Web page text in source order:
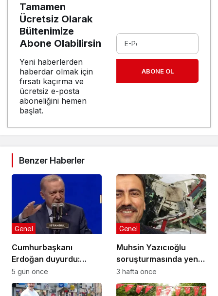
Tamamen
Ücretsiz Olarak
Bültenimize
Abone Olabilirsin
Yeni haberlerden
haberdar olmak için
fırsatı kaçırma ve
ücretsiz e-posta
aboneliğini hemen
başlat.
ABONE OL
Benzer Haberler
Cumhurbaşkanı
Erdoğan duyurdu:
Kiralık sosyal konut
projesi eylülde başlıyor
Genel
5 gün önce
Muhsin Yazıcıoğlu
soruşturmasında yeni
gelişme!
Genel
3 hafta önce